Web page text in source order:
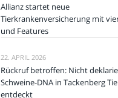
Allianz startet neue
Tierkrankenversicherung mit
und Features
22. APRIL 2026
Rückruf betroffen: Nicht
Schweine-DNA in Tackenberg
entdeckt